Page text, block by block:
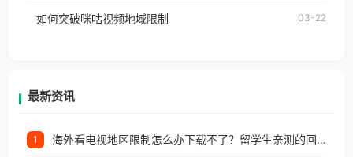
户收听网易云音乐地区版权限制」的问题，无论人在
如何突破咪咕视频地域限制 03-22
最新资讯
1 海外看电视地区限制怎么办下载不了？留学生亲测的回国加速方案（附2026世界杯观赛技巧）